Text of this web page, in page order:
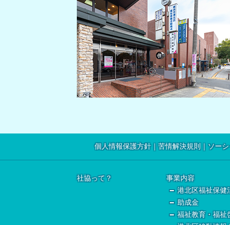
個人情報保護方針 苦情解決規則 ソー
社協って？
事業内容
港北区福祉保健
助成金
福祉教育・福祉